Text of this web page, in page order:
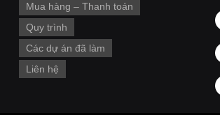
Mua hàng – Thanh toán
Quy trình
Các dự án đã làm
Liên hệ